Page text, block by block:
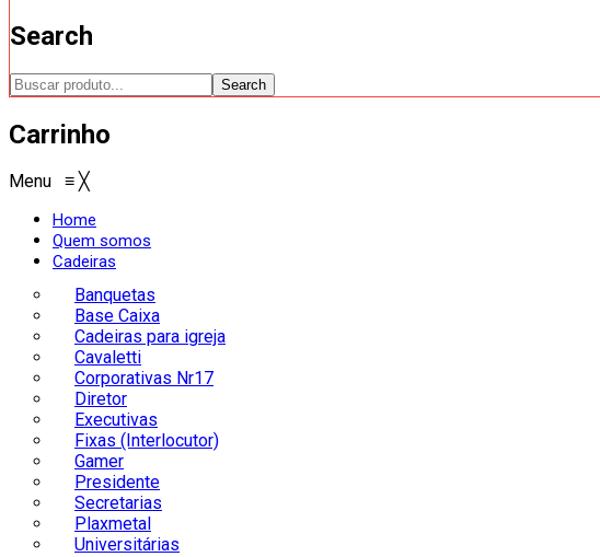
Search
Search
Carrinho
Menu ≡ ╳
Home
Quem somos
Cadeiras
Banquetas
Base Caixa
Cadeiras para igreja
Cavaletti
Corporativas Nr17
Diretor
Executivas
Fixas (Interlocutor)
Gamer
Presidente
Secretarias
Plaxmetal
Universitárias